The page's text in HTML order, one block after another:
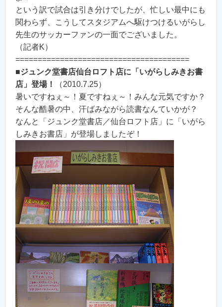
という訳で試合は引き分けでしたが、忙しい最中にも
関わらず、こうしてスタジアムへ駆けつけるいがらし
先生のサッカーファンの一面でございました。
（記者K）
=======================================
■ジュンク堂書店仙台ロフト店に「いがらしみきお書
店」登場！
（2010.7.25）
暑いですねぇ～！夏ですねぇ～！みんな元気ですか？
そんな酷暑の中、汗ばみながら読書なんていかが？
なんと「ジュンク堂書店／仙台ロフト店」に「いがら
しみきお書店」が登場しましたぞ！